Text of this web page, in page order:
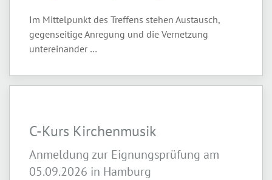
Im Mittelpunkt des Treffens stehen Austausch,
gegenseitige Anregung und die Vernetzung
untereinander …
C-Kurs Kirchenmusik
Anmeldung zur Eignungsprüfung am
05.09.2026 in Hamburg